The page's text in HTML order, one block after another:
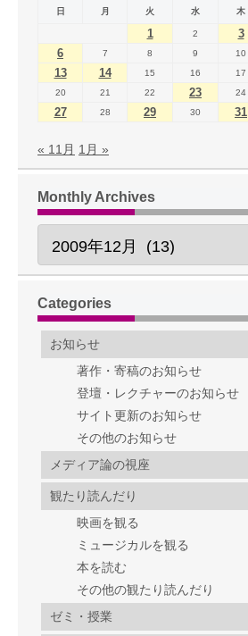
日 月 火 水 木
1 2 3
6
7 8 9 10
13 14 15 16 17
20 21 22 23 24
27
28 29 30 31
« 11月 1月 »
Monthly Archives
Categories
お知らせ
著作・寄稿のお知らせ
登壇・レクチャーのお知らせ
サイト更新のお知らせ
その他のお知らせ
メディア論の視座
観たり読んだり
映画を観る
ミュージカルを観る
本を読む
その他の観たり読んだり
ゼミ・授業